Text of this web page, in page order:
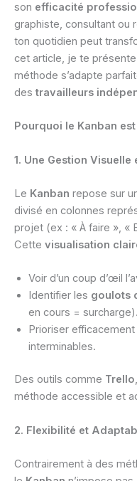
son efficacité
graphiste, consultant ou
ton quotidien peut
cet article, je te
méthode s’adapte
des travailleurs
Pourquoi le Kanban
1. Une Gestion Visuelle
Le Kanban repose sur
divisé en colonnes
projet (ex : « À faire », «
Cette visualisation
Voir d’un coup d’œil
Identifier les goulots
en cours = surcharge).
Prioriser
interminables.
Des outils comme Trello,
méthode accessible et
2. Flexibilité et
Contrairement à des